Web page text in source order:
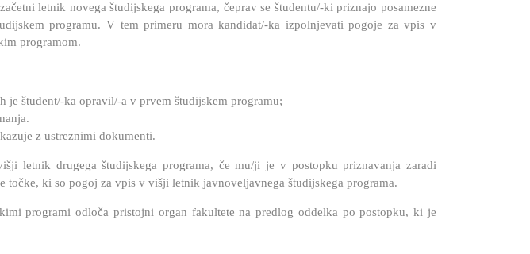
letnik novega študijskega programa, čeprav se študentu/-ki priznajo posamezne
programu. V tem primeru mora kandidat/-ka izpolnjevati pogoje za vpis v
programom.
je študent/-ka opravil/-a v prvem študijskem programu;
z ustreznimi dokumenti.
letnik drugega študijskega programa, če mu/ji je v postopku priznavanja zaradi
točke, ki so pogoj za vpis v višji letnik javnoveljavnega študijskega programa.
programi odloča pristojni organ fakultete na predlog oddelka po postopku, ki je